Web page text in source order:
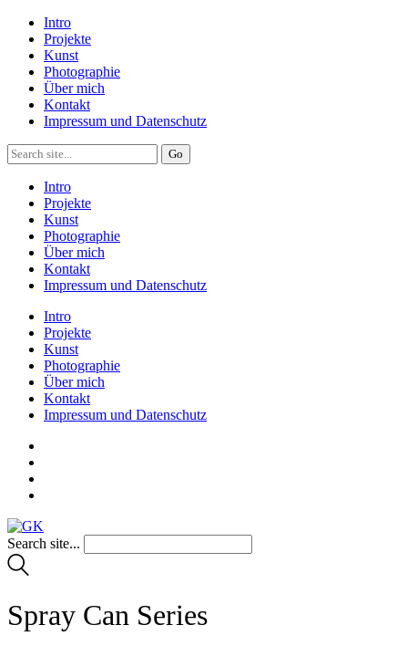
Intro
Projekte
Kunst
Photographie
Über mich
Kontakt
Impressum und Datenschutz
Intro
Projekte
Kunst
Photographie
Über mich
Kontakt
Impressum und Datenschutz
Intro
Projekte
Kunst
Photographie
Über mich
Kontakt
Impressum und Datenschutz
Search site...
Spray Can Series